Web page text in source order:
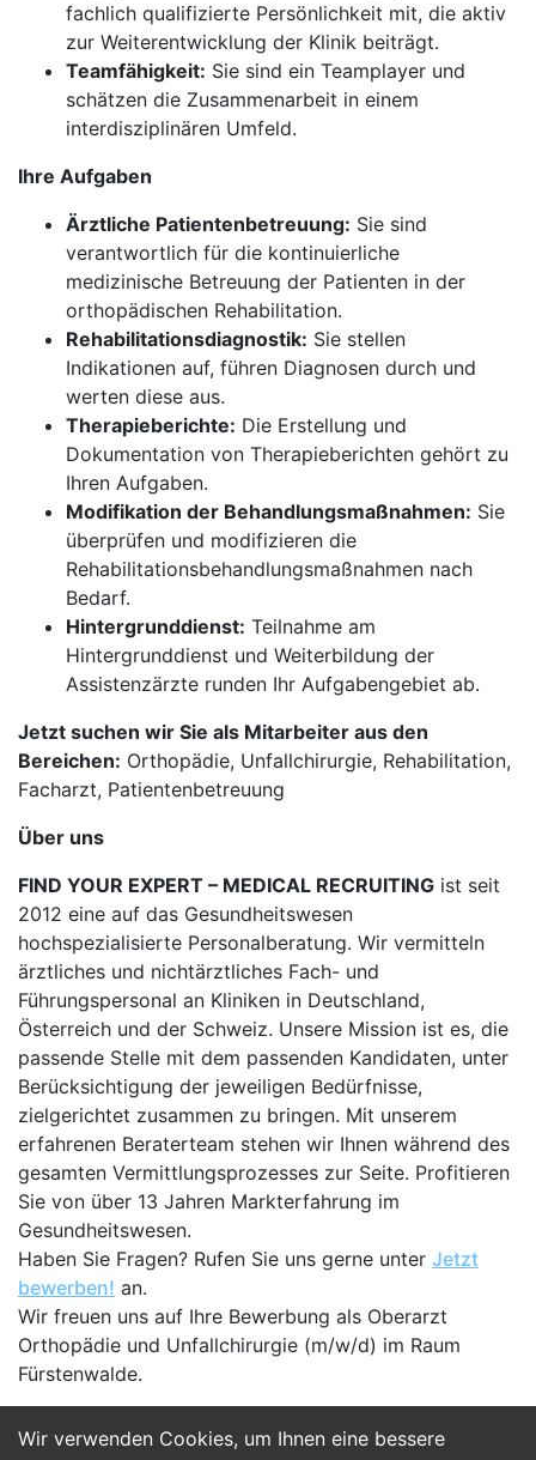
Wir verwenden Cookies, um Ihnen eine bessere
fachlich qualifizierte Persönlichkeit mit, die aktiv
zur Weiterentwicklung der Klinik beiträgt.
Teamfähigkeit: Sie sind ein Teamplayer und
schätzen die Zusammenarbeit in einem
interdisziplinären Umfeld.
Ihre Aufgaben
Ärztliche Patientenbetreuung: Sie sind
verantwortlich für die kontinuierliche
medizinische Betreuung der Patienten in der
orthopädischen Rehabilitation.
Rehabilitationsdiagnostik: Sie stellen
Indikationen auf, führen Diagnosen durch und
werten diese aus.
Therapieberichte: Die Erstellung und
Dokumentation von Therapieberichten gehört zu
Ihren Aufgaben.
Modifikation der Behandlungsmaßnahmen: Sie
überprüfen und modifizieren die
Rehabilitationsbehandlungsmaßnahmen nach
Bedarf.
Hintergrunddienst: Teilnahme am
Hintergrunddienst und Weiterbildung der
Assistenzärzte runden Ihr Aufgabengebiet ab.
Jetzt suchen wir Sie als Mitarbeiter aus den
Bereichen: Orthopädie, Unfallchirurgie, Rehabilitation,
Facharzt, Patientenbetreuung
Über uns
FIND YOUR EXPERT – MEDICAL RECRUITING ist seit
2012 eine auf das Gesundheitswesen
hochspezialisierte Personalberatung. Wir vermitteln
ärztliches und nichtärztliches Fach- und
Führungspersonal an Kliniken in Deutschland,
Österreich und der Schweiz. Unsere Mission ist es, die
passende Stelle mit dem passenden Kandidaten, unter
Berücksichtigung der jeweiligen Bedürfnisse,
zielgerichtet zusammen zu bringen. Mit unserem
erfahrenen Beraterteam stehen wir Ihnen während des
gesamten Vermittlungsprozesses zur Seite. Profitieren
Sie von über 13 Jahren Markterfahrung im
Gesundheitswesen.
Haben Sie Fragen? Rufen Sie uns gerne unter Jetzt
bewerben! an.
Wir freuen uns auf Ihre Bewerbung als Oberarzt
Orthopädie und Unfallchirurgie (m/w/d) im Raum
Fürstenwalde.